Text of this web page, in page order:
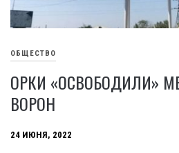
ОБЩЕСТВО
ОРКИ «ОСВОБОДИЛИ»
ВОРОН
24 ИЮНЯ, 2022